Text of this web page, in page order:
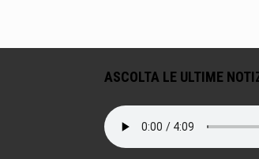
ASCOLTA LE ULTIME